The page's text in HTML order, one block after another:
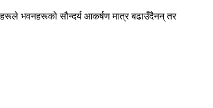
भवनहरूको सौन्दर्य आकर्षण मात्र बढाउँदैनन् तर